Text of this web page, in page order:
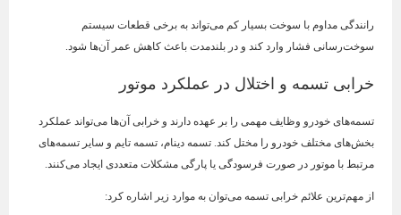
رانندگی مداوم با سوخت بسیار کم می‌تواند به برخی قطعات سیستم
سوخت‌رسانی فشار وارد کند و در بلندمدت باعث کاهش عمر آن‌ها شود.
خرابی تسمه و اختلال در عملکرد موتور
تسمه‌های خودرو وظایف مهمی را بر عهده دارند و خرابی آن‌ها می‌تواند عملکرد
بخش‌های مختلف خودرو را مختل کند. تسمه دینام، تسمه تایم و سایر تسمه‌های
مرتبط با موتور در صورت فرسودگی یا پارگی مشکلات متعددی ایجاد می‌کنند.
از مهم‌ترین علائم خرابی تسمه می‌توان به موارد زیر اشاره کرد: